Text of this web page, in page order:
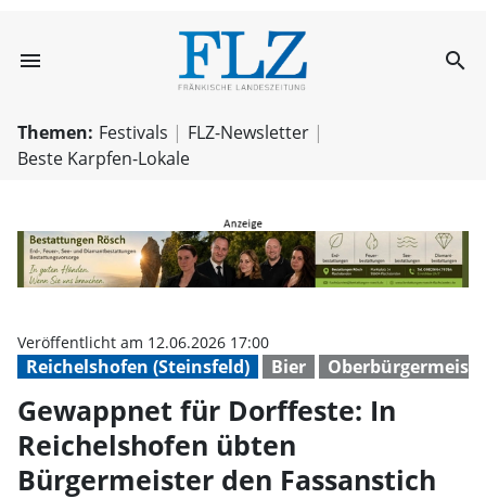
menu Gewappnet für
search
Themen: Festivals
FLZ-Newsletter
Beste Karpfen-Lokale
Reichelshofen (Steinsfeld) Bier
Veröffentlicht am 12.06.2026 17:00
Gewappnet für Dorffeste: In
Reichelshofen übten
Bürgermeister den Fassanstich